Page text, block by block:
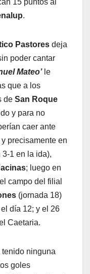
15 puntos al
.
Pastores deja
poder cantar
Mateo’le
que a los
de San Roque
y para no
caer ante
precisamente en
3-1 en la ida),
; luego en
campo del filial
(jornada 18)
día 12; y el 26
Caetaria.
tenido ninguna
goles